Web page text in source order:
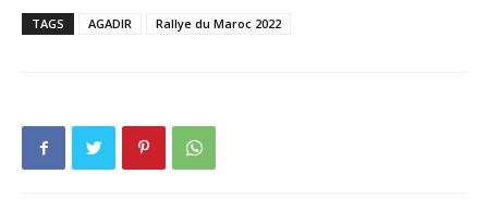
TAGS AGADIR Rallye du Maroc 2022